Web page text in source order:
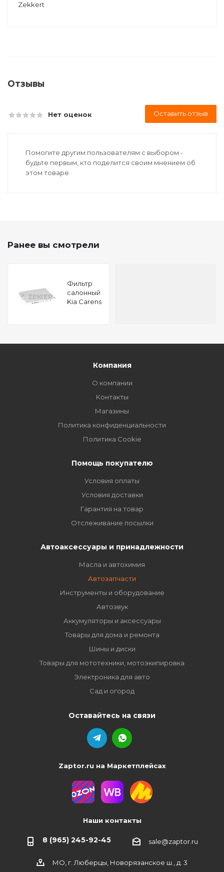
Zekkert
Отзывы
Нет оценок Оставить отзыв
Помогите другим пользователям с выбором -
будьте первым, кто поделится своим мнением об
этом товаре
Ранее вы смотрели
Фильтр
салонный
Kia Carens
08- i40 11-Компания
О компании
Контакты
Магазины
Политика конфиденциальности
Политика Cookie
Помощь покупателю
Условия оплаты
Условия доставки
Гарантия на товар
Отслеживание посылки
Автоаксессуары и принадлежности
Масла и автохимия
Автозапчасти
Инструменты и оборудование
Автозвук
Аккумуляторы и аксессуары
Товары для дома и ремонта
Шины и диски
Товары для мототехники, мотоэкипировка
Электроника для авто
Сад и огород
Оставайтесь на связи
Zaptor.ru на Маркетплейсах
Наши контакты
8 (965) 245-92-45 sale@zaptor.ru
МО, г. Люберцы, Новорязанское ш., д. 3